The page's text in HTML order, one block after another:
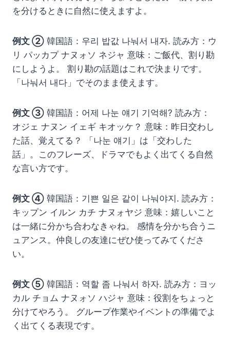
を分けるときに自然に使えますよ。
例文 ② 韓国語：우리 밥값 나눠서 내자. 読み方：ウ
リ パッカプ ナヌォソ ネジャ 意味：ご飯代、割り勘
にしようよ。 割り勘の話題はこれで決まりです。
「나눠서 내다」でそのまま使えます。
例文 ③ 韓国語：어제 나눈 얘기 기억해? 読み方：
オジェ ナヌン イェギ キオッケ？ 意味：昨日交わし
た話、覚えてる？ 「나눈 얘기」は「交わした
話」。このフレーズ、ドラマでもよく出てくる自然
な言い方です。
例文 ④ 韓国語：기쁜 일은 같이 나눠야지. 読み方：
キップン イルン カチ ナヌォヤジ 意味：嬉しいこと
は一緒に分かち合わなきゃね。 感情を分かち合うニ
ュアンス。仲良しの友達にぜひ使ってみてくださ
い。
例文 ⑤ 韓国語：역할 좀 나눠서 하자. 読み方：ヨッ
カル チョム ナヌォソ ハジャ 意味：役割をちょっと
分けてやろう。 グループ作業やイベントの準備でよ
く出てくる表現です。